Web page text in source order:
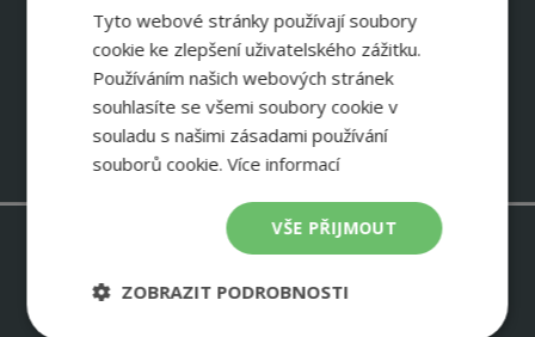
Odebírejte newsletter IVT
Informace o slevových akcích – ukázky instalací IVT – zkušenosti
NEWSLETTER
Chci změnit zdroj tepla >
Energetika velké budovy >
Tyto webové stránky používají soubory
cookie ke zlepšení uživatelského zážitku.
Používáním našich webových stránek
souhlasíte se všemi soubory cookie v
souladu s našimi zásadami používání
souborů cookie.Více informací
VŠE PŘIJMOUT
ZOBRAZIT PODROBNOSTI